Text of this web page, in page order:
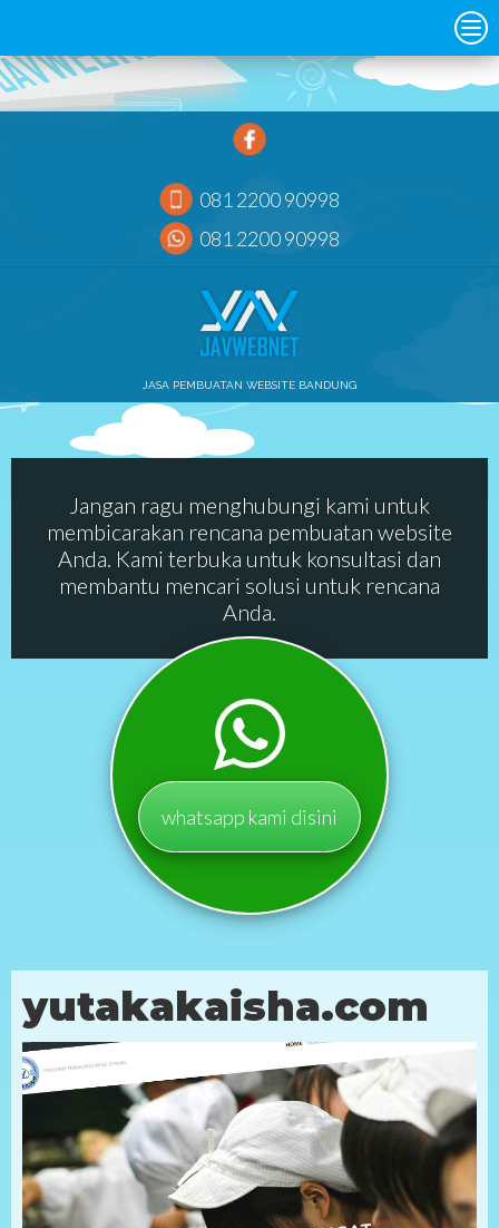
081 2200 90998
081 2200 90998
JASA PEMBUATAN WEBSITE BANDUNG
Jangan ragu menghubungi kami untuk
membicarakan rencana pembuatan website
Anda. Kami terbuka untuk konsultasi dan
membantu mencari solusi untuk rencana
Anda.
whatsapp kami disini
yutakakaisha.com